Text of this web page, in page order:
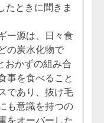
たときに聞きま
ー源は、日々食
の炭水化物で
おかずの組み合
事を食べること
であり、抜け毛
も意識を持つの
をオーバーした